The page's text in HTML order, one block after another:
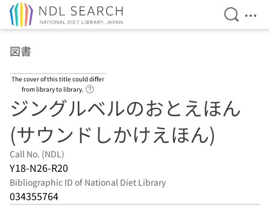
Open
図書
The cover of this title could differ
from library to library.
ジングルベルのおとえほん
(サウンドしかけえほん)
Call No. (NDL)
Y18-N26-R20
Bibliographic ID of National Diet Library
034355764